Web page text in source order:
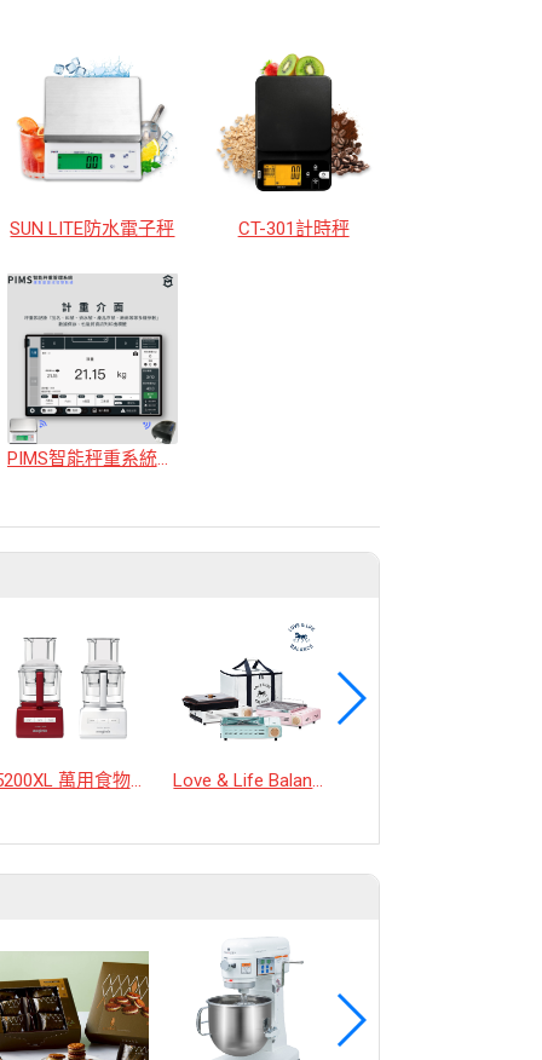
SUN LITE防水電子秤 CT-301計時秤
PIMS智能秤重系統｜秤重．配料．檢重．數據紀錄．印標籤．資料匯出｜Polit 沛禮國際
5200XL 萬用食物處理機 Love & Life Balance韓國多功能卡式爐組